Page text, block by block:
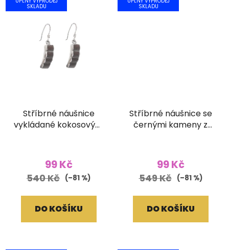
SKLADU
Stříbrné náušnice
vykládané kokosovým
99 Kč
540 Kč (–81 %)
DO KOŠÍKU
SKLADU
Stříbrné náušnice se
černými kameny z
99 Kč
549 Kč (–81 %)
DO KOŠÍKU